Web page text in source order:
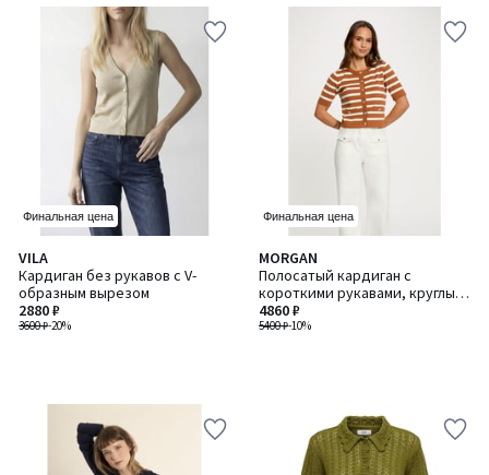
Финальная цена
VILA
Кардиган без рукавов с V-
образным вырезом
3600 ₽-20%
2880 ₽
Финальная цена
MORGAN
Полосатый кардиган с
короткими рукавами, круглый
вырез
5400 ₽-10%
4860 ₽